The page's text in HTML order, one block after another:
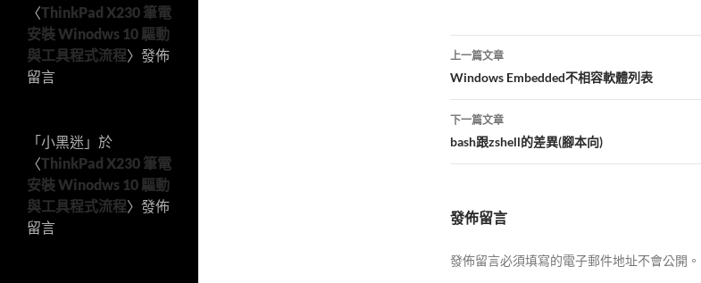
文
章
導
覽
上一篇文章
Windows Embedded不相容軟體列表
下一篇文章
bash跟zshell的差異(腳本向)
發佈留言
發佈留言必須填寫的電子郵件地址不會公開。
〈ThinkPad X230 筆電
安裝 Winodws 10 驅動
與工具程式流程〉發佈
留言
「小黑迷 」於
〈ThinkPad X230 筆電
安裝 Winodws 10 驅動
與工具程式流程〉發佈
留言